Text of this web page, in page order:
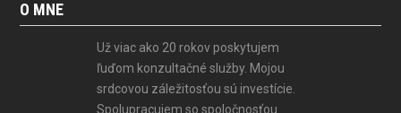
O MNE
Už viac ako 20 rokov poskytujem
ľuďom konzultačné služby. Mojou
srdcovou záležitosťou sú investície.
Spolupracujem so spoločnosťou